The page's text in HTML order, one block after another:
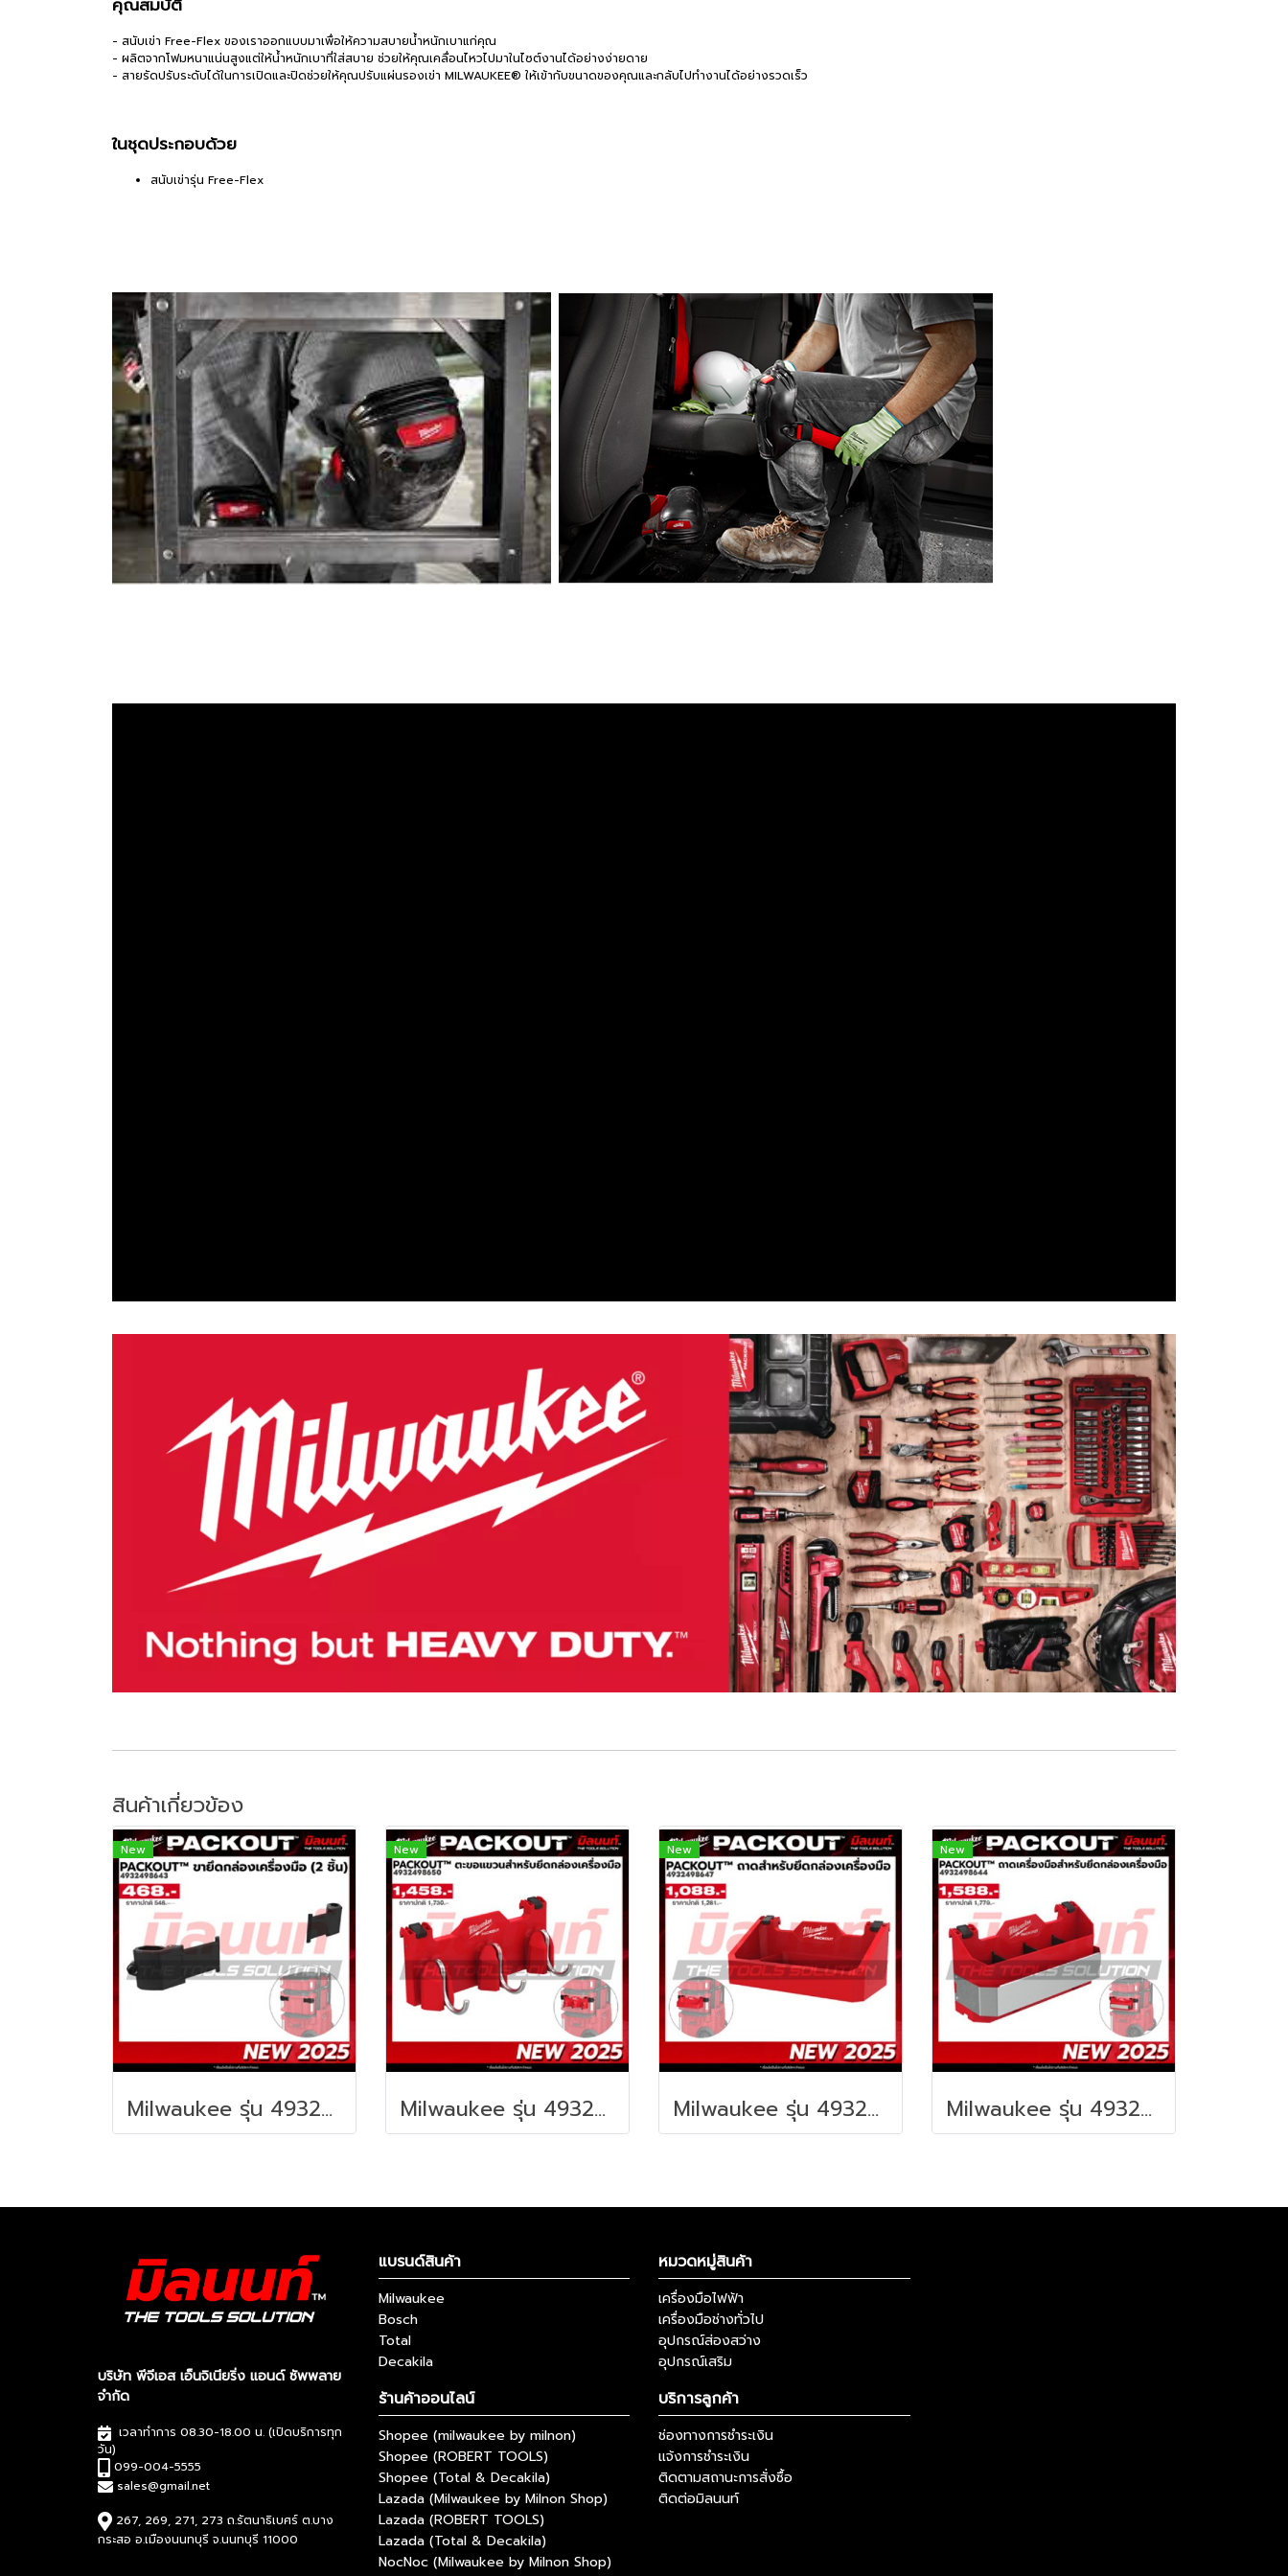
- สนับเข่า Free-Flex ของเราออกแบบมาเพื่อให้ความสบายน้ำหนักเบาแก่คุณ
- ผลิตจากโฟมหนาแน่นสูงแต่ให้น้ำหนักเบาที่ใส่สบาย ช่วยให้คุณเคลื่อนไหวไปมาในไซต์งานได้อย่างง่ายดาย
- สายรัดปรับระดับได้ในการเปิดและปิดช่วยให้คุณปรับแผ่นรองเข่า MILWAUKEE® ให้เข้ากับขนาดของคุณและกลับไปทำงานได้อย่างรวดเร็ว
ในชุดประกอบด้วย
สนับเข่ารุ่น Free-Flex
สินค้าเกี่ยวข้อง
New
Milwaukee รุ่น 4932498643 PACKOUT™ ขายึดกล่องเครื่องมือ (2 ชิ้น) รหัส 4932498643
New
Milwaukee รุ่น 4932498650 PACKOUT™ ตะขอแขวนสำหรับยึดกล่องเครื่องมือ รหัส 4932498650
New
Milwaukee รุ่น 4932498647 PACKOUT™ ถาดสำหรับยึดกล่องเครื่องมือ รหัส 4932498647
New
Milwaukee รุ่น 4932498644 PACKOUT™ ถาดเครื่องมือช่างสำหรับยึดกล่องเครื่องมือ รหัส 4932498644
บริษัท พีจีเอส เอ็นจิเนียริ่ง แอนด์ ซัพพลาย
จำกัด
เวลาทำการ 08.30-18.00 น. (เปิดบริการทุก
วัน)
099-004-5555
sales@gmail.net
267, 269, 271, 273 ถ.รัตนาธิเบศร์ ต.บาง
กระสอ อ.เมืองนนทบุรี จ.นนทบุรี 11000
แบรนด์สินค้า
Milwaukee
Bosch
Total
Decakila
หมวดหมู่สินค้า
เครื่องมือไฟฟ้า
เครื่องมือช่างทั่วไป
อุปกรณ์ส่องสว่าง
อุปกรณ์เสริม
ร้านค้าออนไลน์
Shopee (milwaukee by milnon)
Shopee (ROBERT TOOLS)
Shopee (Total & Decakila)
Lazada (Milwaukee by Milnon Shop)
Lazada (ROBERT TOOLS)
Lazada (Total & Decakila)
NocNoc (Milwaukee by Milnon Shop)
บริการลูกค้า
ช่องทางการชำระเงิน
แจ้งการชำระเงิน
ติดตามสถานะการสั่งซื้อ
ติดต่อมิลนนท์